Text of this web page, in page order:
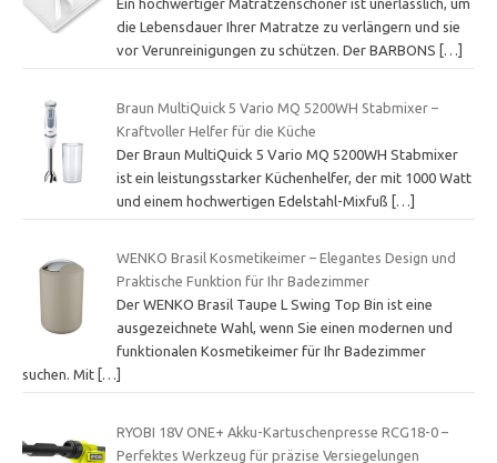
Ein hochwertiger Matratzenschoner ist unerlässlich, um
die Lebensdauer Ihrer Matratze zu verlängern und sie
vor Verunreinigungen zu schützen. Der BARBONS
[…]
Braun MultiQuick 5 Vario MQ 5200WH Stabmixer –
Kraftvoller Helfer für die Küche
Der Braun MultiQuick 5 Vario MQ 5200WH Stabmixer
ist ein leistungsstarker Küchenhelfer, der mit 1000 Watt
und einem hochwertigen Edelstahl-Mixfuß […]
WENKO Brasil Kosmetikeimer – Elegantes Design und
Praktische Funktion für Ihr Badezimmer
Der WENKO Brasil Taupe L Swing Top Bin ist eine
ausgezeichnete Wahl, wenn Sie einen modernen und
funktionalen Kosmetikeimer für Ihr Badezimmer
suchen. Mit […]
RYOBI 18V ONE+ Akku-Kartuschenpresse RCG18-0 –
Perfektes Werkzeug für präzise Versiegelungen